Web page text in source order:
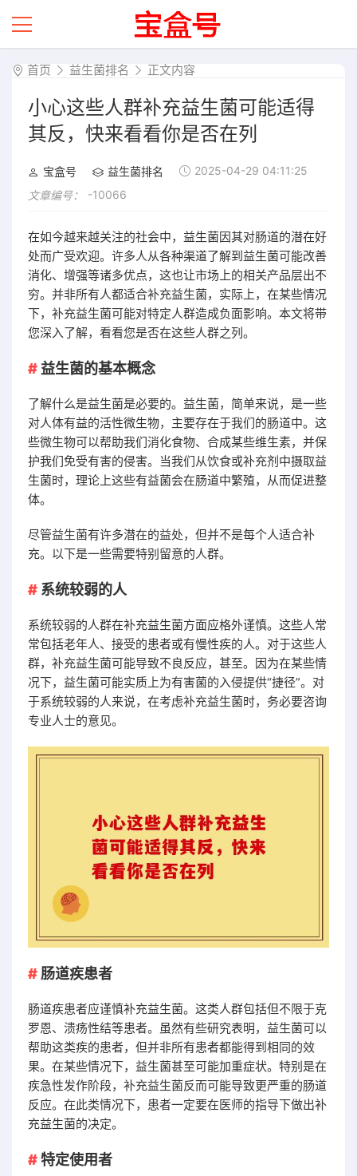
首页 益生菌排名 正文内容
小心这些人群补充益生菌可能适得
其反，快来看看你是否在列
宝盒号 益生菌排名
2025-04-29 04:11:25
文章编号：
-10066
在如今越来越关注的社会中，益生菌因其对肠道的潜在好
处而广受欢迎。许多人从各种渠道了解到益生菌可能改善
消化、增强等诸多优点，这也让市场上的相关产品层出不
穷。并非所有人都适合补充益生菌，实际上，在某些情况
下，补充益生菌可能对特定人群造成负面影响。本文将带
您深入了解，看看您是否在这些人群之列。
益生菌的基本概念
了解什么是益生菌是必要的。益生菌，简单来说，是一些
对人体有益的活性微生物，主要存在于我们的肠道中。这
些微生物可以帮助我们消化食物、合成某些维生素，并保
护我们免受有害的侵害。当我们从饮食或补充剂中摄取益
生菌时，理论上这些有益菌会在肠道中繁殖，从而促进整
体。
尽管益生菌有许多潜在的益处，但并不是每个人适合补
充。以下是一些需要特别留意的人群。
系统较弱的人
系统较弱的人群在补充益生菌方面应格外谨慎。这些人常
常包括老年人、接受的患者或有慢性疾的人。对于这些人
群，补充益生菌可能导致不良反应，甚至。因为在某些情
况下，益生菌可能实质上为有害菌的入侵提供“捷径”。对
于系统较弱的人来说，在考虑补充益生菌时，务必要咨询
专业人士的意见。
肠道疾患者
肠道疾患者应谨慎补充益生菌。这类人群包括但不限于克
罗恩、溃疡性结等患者。虽然有些研究表明，益生菌可以
帮助这类疾的患者，但并非所有患者都能得到相同的效
果。在某些情况下，益生菌甚至可能加重症状。特别是在
疾急性发作阶段，补充益生菌反而可能导致更严重的肠道
反应。在此类情况下，患者一定要在医师的指导下做出补
充益生菌的决定。
特定使用者